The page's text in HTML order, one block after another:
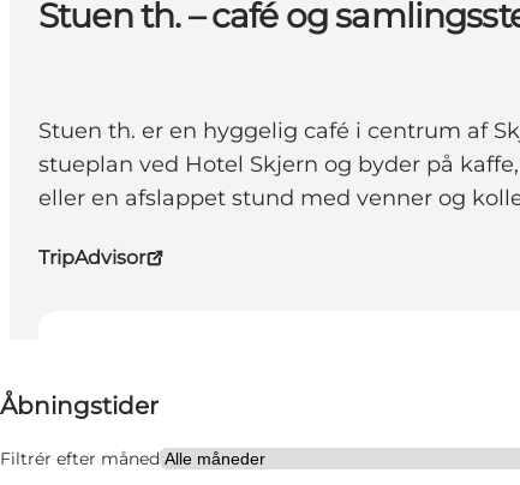
Stuen th. – café og
Stuen th. er en hyggelig café i centrum af
stueplan ved Hotel Skjern og byder på
eller en afslappet stund med venner og
TripAdvisor
Åbningstider
Filtrér efter måned
Besøg hjemmeside
Venner, Min partner, Min virksomhed